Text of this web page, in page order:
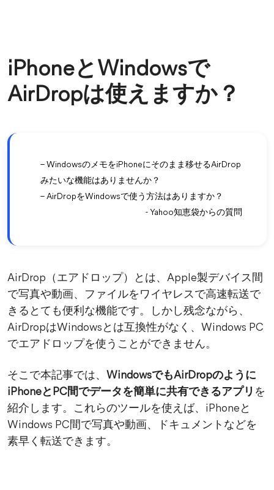
iPhoneとWindowsで
AirDropは使えますか？
– WindowsのメモをiPhoneにそのまま移せるAirDrop
みたいな機能はありませんか？
– AirDropをWindowsで使う方法はありますか？
- Yahoo知恵袋からの質問
AirDrop（エアドロップ）とは、Apple製デバイス間
で写真や動画、ファイルをワイヤレスで高速転送で
きるとても便利な機能です。しかし残念ながら、
AirDropはWindowsとは互換性がなく、Windows PC
でエアドロップを使うことができません。
そこで本記事では、 WindowsでもAirDropのように
iPhoneとPC間でデータを簡単に共有できるアプリ を
紹介します。これらのツールを使えば、iPhoneと
Windows PC間で写真や動画、ドキュメントなどを
素早く転送できます。